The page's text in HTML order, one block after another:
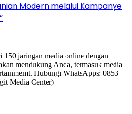
Modern melalui Kampanye